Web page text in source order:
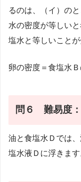
るのは、（イ）の
水の密度が等しい
塩水と等しいことが
卵の密度＝食塩水Ｂ
問６ 難易
油と食塩水Ｄでは
塩水液Ｄに浮きま